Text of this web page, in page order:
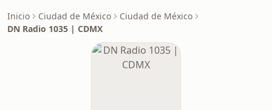
Inicio Ciudad de México
Ciudad de México
DN Radio 1035 | CDMX